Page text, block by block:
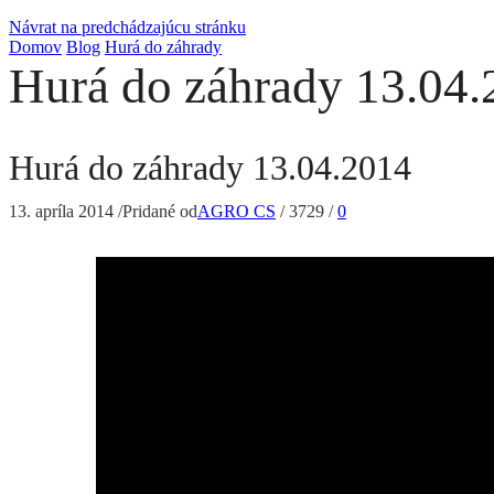
Návrat na predchádzajúcu stránku
Domov Blog Hurá do záhrady
Hurá do záhrady
Hurá do záhrady 13.04.2014
13. apríla 2014 /Pridané odAGRO CS / 3729 / 0